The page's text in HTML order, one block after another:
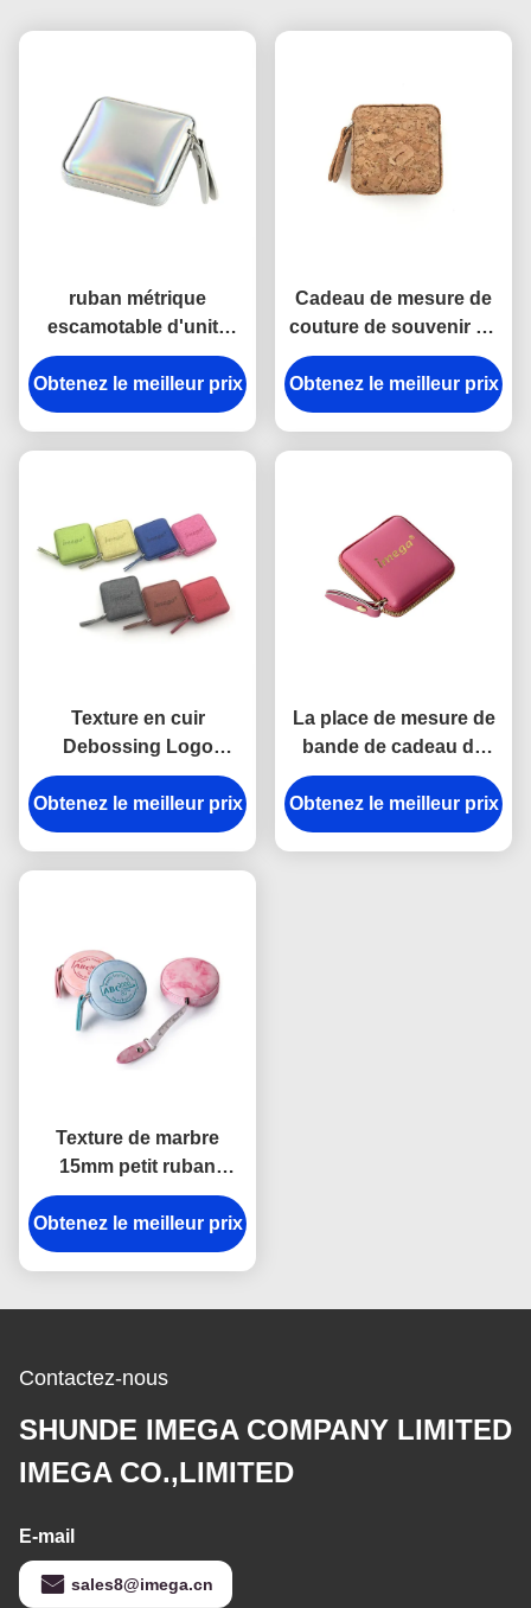
ruban métrique
escamotable d'unité
centrale de 15mm de
cadeau en cuir Jelly
Color de souvenir
Obtenez le meilleur prix
Cadeau de mesure de
couture de souvenir de
la place 15mm d'ABS
d'unité centrale de
bande d'Imega
Obtenez le meilleur prix
Texture en cuir
Debossing Logo
Souvenir d'unité
centrale Mini
Retractable Tape
Obtenez le meilleur prix
La place de mesure de
bande de cadeau de
Debossing a gravé
l'unité centrale en refief
d'ABS de logo
Obtenez le meilleur prix
Texture de marbre
15mm petit ruban
métrique escamotable
de corps de logo de
Debossing
Obtenez le meilleur prix
Contactez-nous
SHUNDE IMEGA COMPANY LIMITED
IMEGA CO.,LIMITED
E-mail
sales8@imega.cn